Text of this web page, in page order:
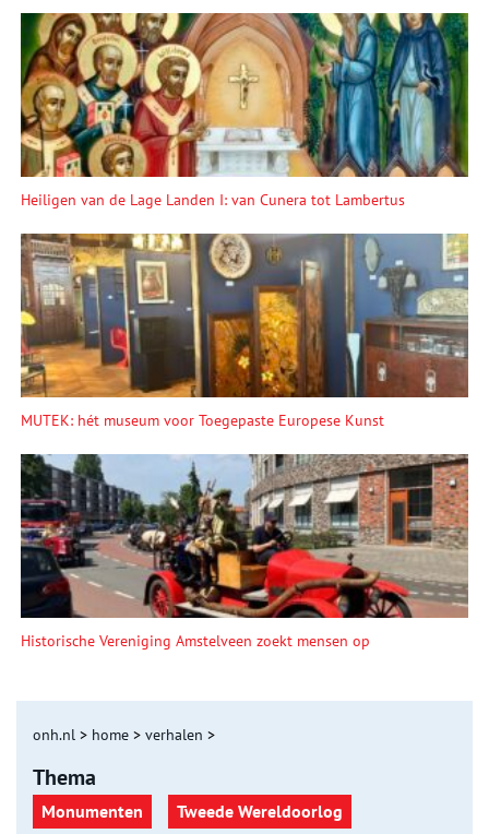
Heiligen van de Lage Landen I: van Cunera tot Lambertus
MUTEK: hét museum voor Toegepaste Europese Kunst
Historische Vereniging Amstelveen zoekt mensen op
onh.nl > home > verhalen >
Thema
Monumenten Tweede Wereldoorlog